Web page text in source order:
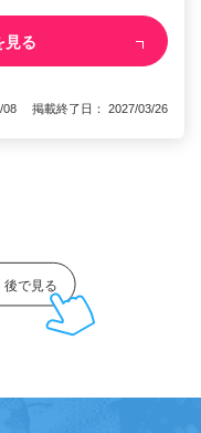
見る
08 掲載終了日： 2027/03/26